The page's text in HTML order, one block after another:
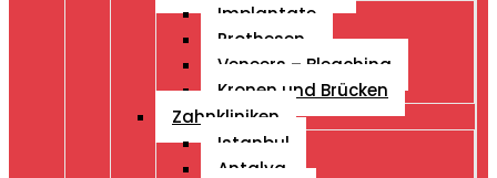
Implantate
Prothesen
Veneers – Bleaching
Kronen und Brücken
Zahnkliniken
Istanbul
Antalya